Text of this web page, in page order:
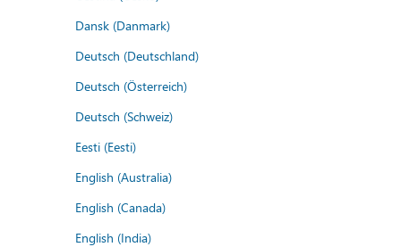
Dansk (Danmark)
Deutsch (Deutschland)
Deutsch (Österreich)
Deutsch (Schweiz)
Eesti (Eesti)
English (Australia)
English (Canada)
English (India)